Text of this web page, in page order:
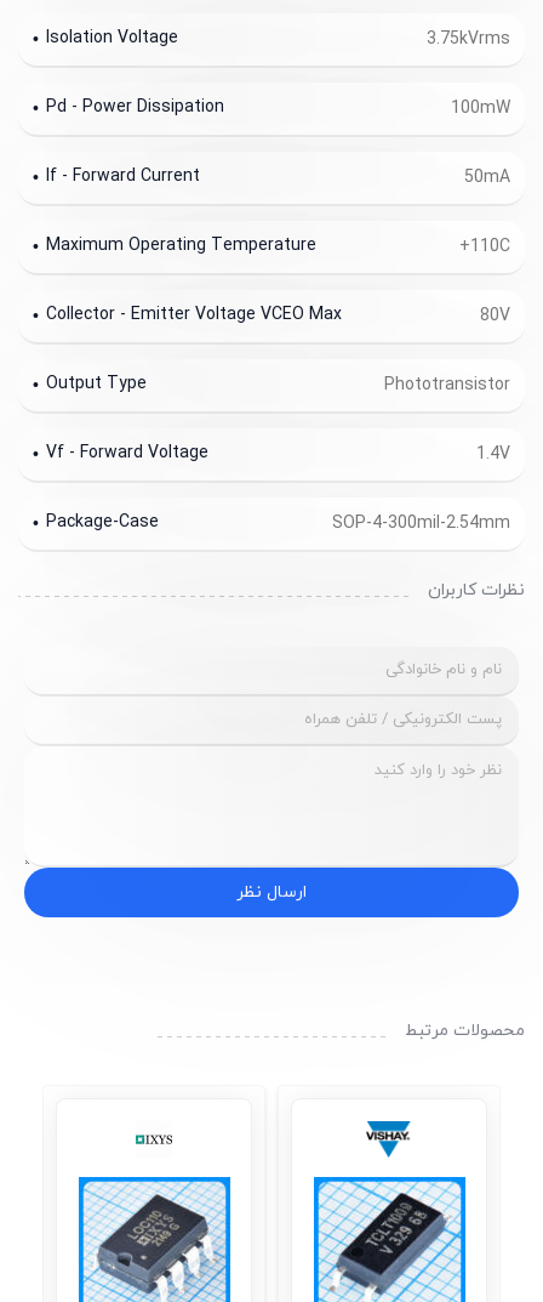
3.75kVrms
Isolation Voltage
100mW
Pd - Power Dissipation
50mA
If - Forward Current
+110C
Maximum Operating Temperature
80V
Collector - Emitter Voltage VCEO Max
Phototransistor
Output Type
1.4V
Vf - Forward Voltage
SOP-4-300mil-2.54mm
Package-Case
نظرات کاربران
ارسال نظر
محصولات مرتبط